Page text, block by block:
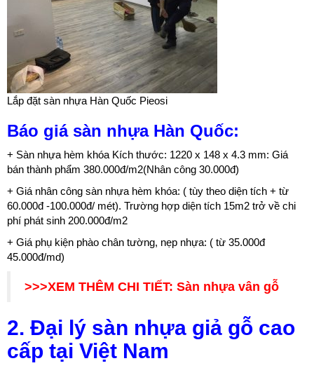
Lắp đặt sàn nhựa Hàn Quốc Pieosi
Báo giá sàn nhựa Hàn Quốc:
+ Sàn nhựa hèm khóa Kích thước: 1220 x 148 x 4.3 mm: Giá
bán thành phẩm 380.000đ/m2(Nhân công 30.000đ)
+ Giá nhân công sàn nhựa hèm khóa: ( tùy theo diện tích + từ
60.000đ -100.000đ/ mét). Trường hợp diện tích 15m2 trở về chi
phí phát sinh 200.000đ/m2
+ Giá phụ kiện phào chân tường, nẹp nhựa: ( từ 35.000đ
45.000đ/md)
>>>XEM THÊM CHI TIẾT: Sàn nhựa vân gỗ
2. Đại lý sàn nhựa giả gỗ cao
cấp tại Việt Nam